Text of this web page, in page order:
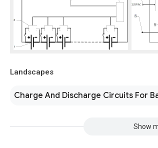
Landscapes
Charge And Discharge Circuits For
Show